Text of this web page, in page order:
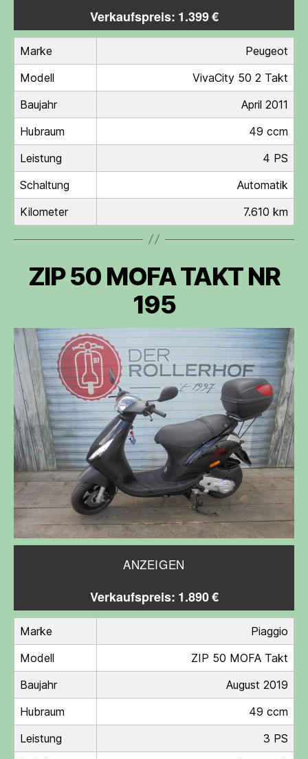
Verkaufspreis: 1.399 €
Marke
Peugeot
Modell
VivaCity 50 2 Takt
Baujahr
April 2011
Hubraum
49 ccm
Leistung
4 PS
Schaltung
Automatik
Kilometer
7.610 km
ZIP 50 MOFA TAKT NR
195
ANZEIGEN
Verkaufspreis: 1.890 €
Marke
Piaggio
Modell
ZIP 50 MOFA Takt
Baujahr
August 2019
Hubraum
49 ccm
Leistung
3 PS